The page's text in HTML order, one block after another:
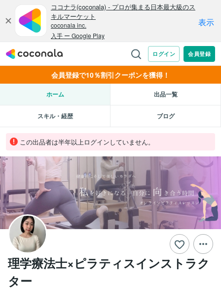
会員登録で10％割引クーポンを獲得！
ホーム 出品一覧
スキル・経歴 ブログ
この出品者は半年以上ログインしていません。
理学療法士×ピラティスインストラク
ター